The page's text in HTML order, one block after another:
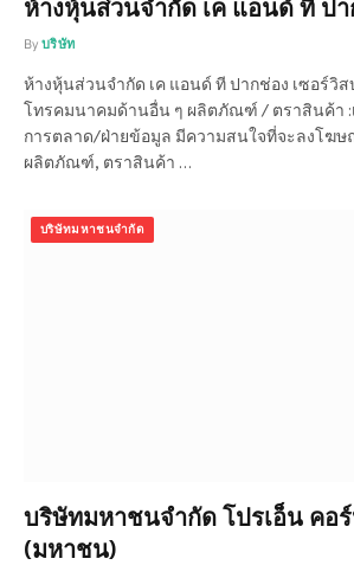
ห้างหุ้นส่วนจำกัด เค แอนด์ ที ปา
By บริษัท
ห้างหุ้นส่วนจำกัด เค แอนด์ ที ปากช่อง เซอร์วิ
โทรคมนาคมด้านอื่น ๆ ผลิตภัณฑ์ / ตราสินค้า :
การตลาด/ฝ่ายข้อมูล มีความสนใจที่จะลงโฆ
ผลิตภัณฑ์, ตราสินค้า …
บริษัทมหาชนจำกัด
บริษัทมหาชนจำกัด โปรเอ็น คอ
(มหาชน)